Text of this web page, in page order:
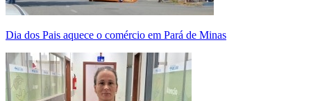
Dia dos Pais aquece o comércio em Pará de Minas